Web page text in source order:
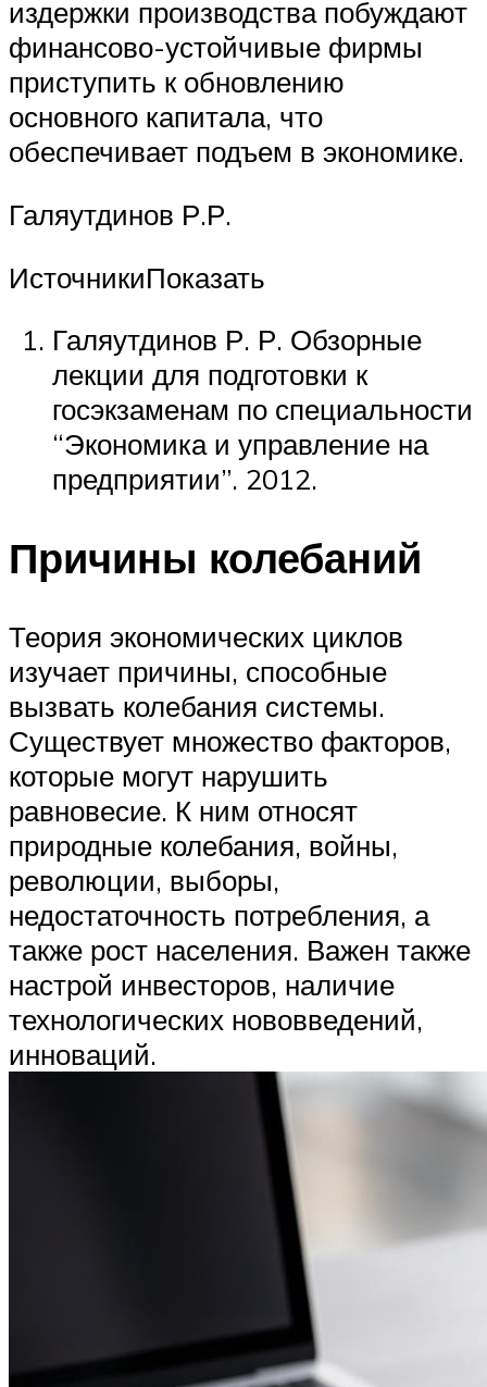
издержки производства побуждают
финансово-устойчивые фирмы
приступить к обновлению
основного капитала, что
обеспечивает подъем в экономике.
Галяутдинов Р.Р.
ИсточникиПоказать
Галяутдинов Р. Р. Обзорные
лекции для подготовки к
госэкзаменам по специальности
“Экономика и управление на
предприятии”. 2012.
Причины колебаний
Теория экономических циклов
изучает причины, способные
вызвать колебания системы.
Существует множество факторов,
которые могут нарушить
равновесие. К ним относят
природные колебания, войны,
революции, выборы,
недостаточность потребления, а
также рост населения. Важен также
настрой инвесторов, наличие
технологических нововведений,
инноваций.